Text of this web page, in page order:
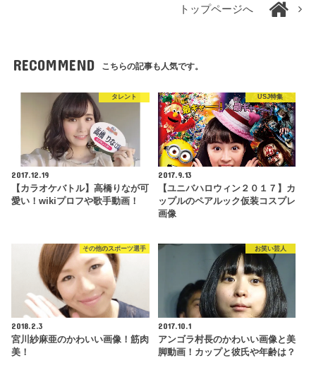
トップページへ
RECOMMEND こちらの記事も人気です。
タレント
2017.12.19
【カラオケバトル】高橋りなが可
愛い！wikiプロフや歌手動画！
USJ特集
2017.9.13
【ユニバハロウィン２０１７】カ
ップルのペアルック仮装コスプレ
画像
その他のスポーツ選手
2018.2.3
宮川紗麻亜のかわいい画像！筋肉
美！
お笑い芸人
2017.10.1
アンゴラ村長のかわいい画像と美
脚動画！カップと彼氏や年齢は？